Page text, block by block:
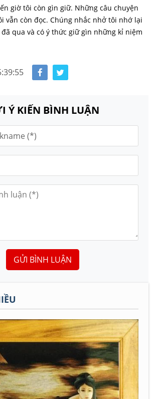
giờ tôi còn gìn giữ. Những câu chuyện
vẫn còn đọc. Chúng nhắc nhở tôi nhớ lại
qua và có ý thức giữ gìn những kỉ niệm
Ý KIẾN BÌNH LUẬN
GỬI BÌNH LUẬN